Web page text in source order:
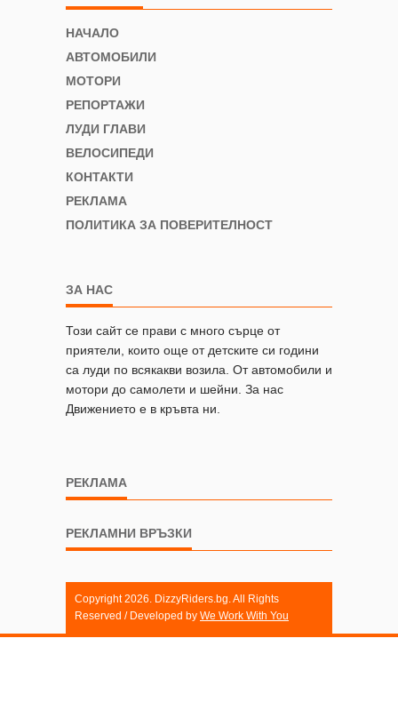
НАЧАЛО
АВТОМОБИЛИ
МОТОРИ
РЕПОРТАЖИ
ЛУДИ ГЛАВИ
ВЕЛОСИПЕДИ
КОНТАКТИ
РЕКЛАМА
ПОЛИТИКА ЗА ПОВЕРИТЕЛНОСТ
ЗА НАС
Този сайт се прави с много сърце от
приятели, които още от детските си години
са луди по всякакви возила. От автомобили и
мотори до самолети и шейни. За нас
Движението е в кръвта ни.
РЕКЛАМА
РЕКЛАМНИ ВРЪЗКИ
Copyright 2026. DizzyRiders.bg. All Rights
Reserved / Developed by We Work With You